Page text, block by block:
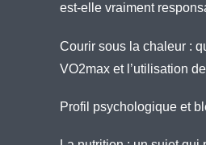
est-elle vraiment
Courir sous la chaleur :
VO2max et l’utilisation
Profil psychologique et